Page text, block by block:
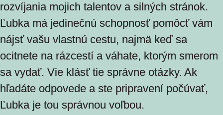
rozvíjania mojich talentov a silných stránok.
Ľubka má jedinečnú schopnosť pomôcť vám
nájsť vašu vlastnú cestu, najmä keď sa
ocitnete na rázcestí a váhate, ktorým smerom
sa vydať. Vie klásť tie správne otázky. Ak
hľadáte odpovede a ste pripravení počúvať,
Ľubka je tou správnou voľbou.